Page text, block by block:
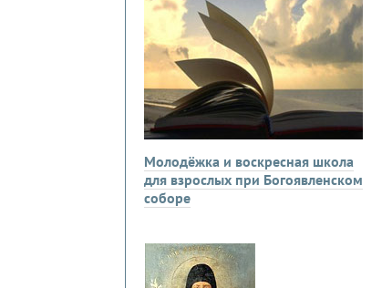
Молодёжка и воскресная школа
для взрослых при Богоявленском
соборе